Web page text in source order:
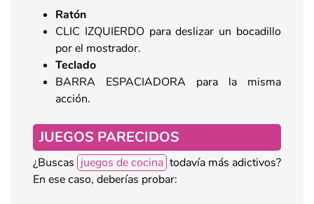
Ratón
CLIC IZQUIERDO para deslizar un bocadillo
por el mostrador.
Teclado
BARRA ESPACIADORA para la misma
acción.
JUEGOS PARECIDOS
¿Buscas juegos de cocina todavía más adictivos?
En ese caso, deberías probar: